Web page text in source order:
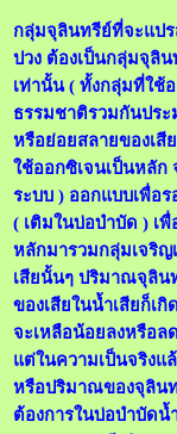
กลุ่มจุลินทรีย์ที่จะแปร
ปวง ต้องเป็นกลุ่มจุลิ
เท่านั้น ( ทั้งกลุ่มที่ใช้
ธรรมชาติรวมกันปร
หรือย่อยสลายของเสี
ใช้ออกซิเจนเป็นหลัก
ระบบ ) ออกแบบเพื่อร
( เติมในบ่อบำบัด ) เ
หลักมารวมกลุ่มเจริญ
เสียนั้นๆ ปริมาณจุลิน
ของเสียในน้ำเสียก็เ
จะเหลือน้อยลงหรือ
แต่ในความเป็นจริงแ
หรือปริมาณของจุลิน
ต้องการในบ่อบำบัด